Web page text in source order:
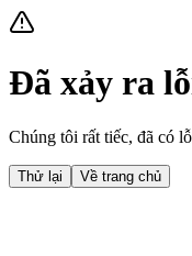
Đã xảy ra
Chúng tôi rất tiếc, đã có
Thử lại Về trang chủ